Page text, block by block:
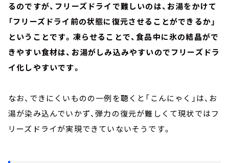
るのですが、フリーズドライで難しいのは、お湯をかけて
「フリーズドライ前の状態に復元させることができるか」
ということです。凍らせることで、食品中に氷の結晶がで
きやすい食材は、お湯がしみ込みやすいのでフリーズドラ
イ化しやすいです。
なお、できにくいものの一例を聴くと「こんにゃく」は、お
湯が染み込んでいかず、弾力の復元が難しくて現状ではフ
リーズドライが実現できていないそうです。